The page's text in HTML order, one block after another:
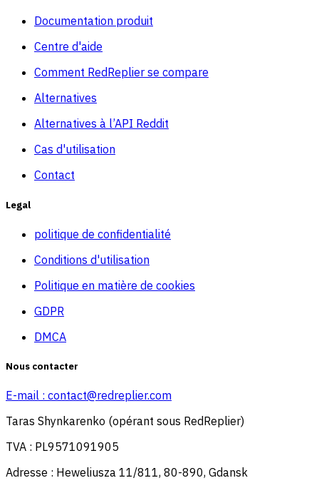
Documentation produit
Centre d'aide
Comment RedReplier se compare
Alternatives
Alternatives à l’API Reddit
Cas d'utilisation
Contact
Legal
politique de confidentialité
Conditions d'utilisation
Politique en matière de cookies
GDPR
DMCA
Nous contacter
E-mail : contact@redreplier.com
Taras Shynkarenko (opérant sous RedReplier)
TVA : PL9571091905
Adresse : Heweliusza 11/811, 80-890, Gdansk